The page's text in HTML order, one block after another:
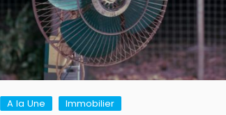
A la Une Immobilier